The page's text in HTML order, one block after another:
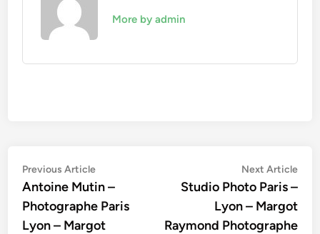
More by admin
Navigation
de
l’article
Previous ArticlePrevious
article:
Antoine Mutin –
Photographe Paris
Lyon – Margot
Next Article
Studio Photo Paris –
Lyon – Margot
Raymond Photographe